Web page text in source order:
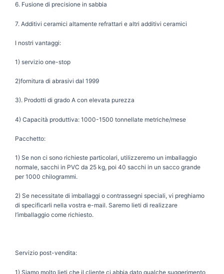
6. Fusione di precisione in sabbia
7. Additivi ceramici altamente refrattari e altri additivi ceramici
I nostri vantaggi:
1) servizio one-stop
2)fornitura di abrasivi dal 1999
3). Prodotti di grado A con elevata purezza
4) Capacità produttiva: 1000-1500 tonnellate metriche/mese
Pacchetto:
1) Se non ci sono richieste particolari, utilizzeremo un imballaggio
normale, sacchi in PVC da 25 kg, poi 40 sacchi in un sacco grande
per 1000 chilogrammi.
2) Se necessitate di imballaggi o contrassegni speciali, vi preghiamo
di specificarli nella vostra e-mail. Saremo lieti di realizzare
l’imballaggio come richiesto.
Servizio post-vendita:
1) Siamo molto lieti che il cliente ci abbia dato qualche suggerimento